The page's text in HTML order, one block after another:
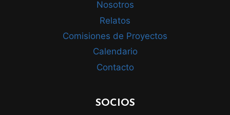
Nosotros
Relatos
Comisiones de Proyectos
Calendario
Contacto
SOCIOS